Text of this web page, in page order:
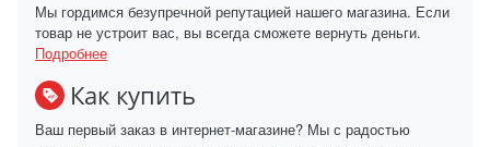
Мы гордимся безупречной репутацией нашего магазина. Если
товар не устроит вас, вы всегда сможете вернуть деньги.
Подробнее
Как купить
Ваш первый заказ в интернет-магазине? Мы с радостью